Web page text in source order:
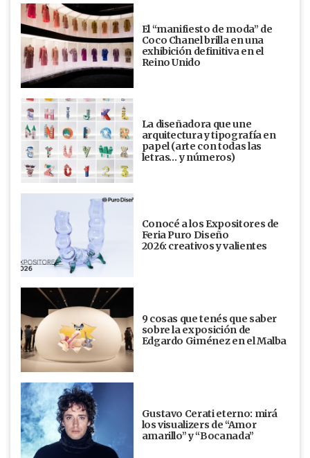
El “manifiesto de moda” de
Coco Chanel brilla en una
exhibición definitiva en el
Reino Unido
La diseñadora que une
arquitectura y tipografía en
papel (arte con todas las
letras… y números)
Conocé a los Expositores de
Feria Puro Diseño
2026: creativos y valientes
9 cosas que tenés que saber
sobre la exposición de
Edgardo Giménez en el Malba
Gustavo Cerati eterno: mirá
los visualizers de “Amor
amarillo” y “Bocanada”